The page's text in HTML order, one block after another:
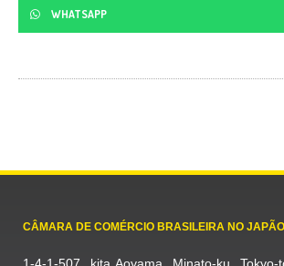
WHATSAPP
CÂMARA DE COMÉRCIO BRASILEIRA NO JAPÃO